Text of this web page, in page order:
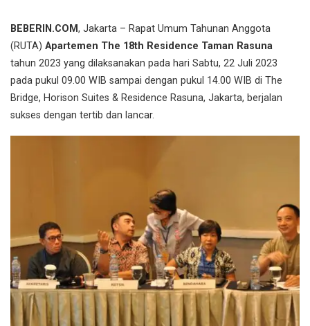
BEBERIN.COM, Jakarta – Rapat Umum Tahunan Anggota
(RUTA) Apartemen The 18th Residence Taman Rasuna
tahun 2023 yang dilaksanakan pada hari Sabtu, 22 Juli 2023
pada pukul 09.00 WIB sampai dengan pukul 14.00 WIB di The
Bridge, Horison Suites & Residence Rasuna, Jakarta, berjalan
sukses dengan tertib dan lancar.